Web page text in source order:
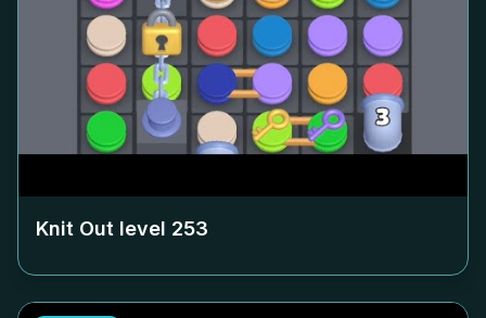
Knit Out level 253